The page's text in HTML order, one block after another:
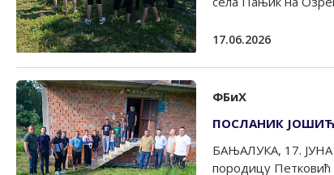
17.06.2026
ФБиХ
ПОСЛАНИК
БАЊАЛУКА, 17. ЈУНА
породицу